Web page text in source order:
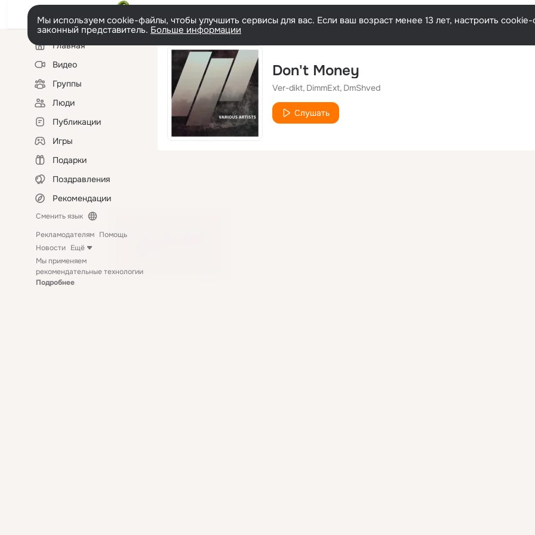
Мы используем cookie-файлы, чтобы улучшить сервисы для вас. Если ваш возраст менее 13 лет, настроить
законный представитель. Больше информации
Левая
колонкаГлавная
Видео
Группы
Люди
Публикации
Игры
Подарки
Поздравления
Рекомендации
Сменить язык
Рекламодателям Помощь
Новости Ещё
Мы применяем
рекомендательные технологии
Подробнее
Don't Money
Ver-dikt DimmExt DmShved
Слушать